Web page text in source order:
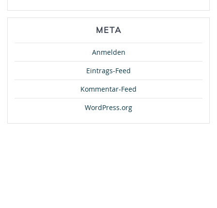
META
Anmelden
Eintrags-Feed
Kommentar-Feed
WordPress.org